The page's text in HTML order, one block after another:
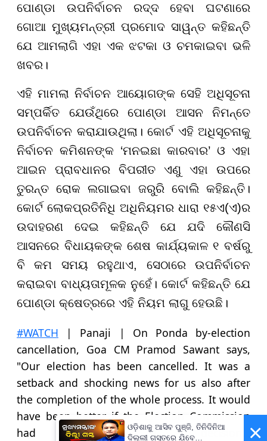
ପୋଣ୍ଡା ଉପନିର୍ବାଚନ ରଦ୍ଦ ହେବା ଘଟଣାରେ
ଗୋଆ ମୁଖ୍ୟମନ୍ତ୍ରୀ ପ୍ରମୋଦ ସାୱନ୍ତ କହିଛନ୍ତି
ଯେ ଆମଲାଗି ଏହା ଏକ ଝଟକା ଓ ଚମକାଇବା ଭଳି
ଖବର।
ଏହି ମାମଲା ନିର୍ବାଚନ ଆୟୋଗଙ୍କ ସେହି ଅଧିସୂଚନା
ସମ୍ପର୍କିତ ଯେଉଁଥିରେ ପୋଣ୍ଡା ଆସନ ନିମନ୍ତେ
ଉପନିର୍ବାଚନ କରାଯାଉଥିଲା। କୋର୍ଟ ଏହି ଅଧିସୂଚନାକୁ
ନିର୍ବାଚନ କମିଶନଙ୍କ ‘ମନଇଛା କାରବାର’ ଓ ଏହା
ଆଇନ ପ୍ରାବଧାନର ବିପରୀତ ଏଣୁ ଏହା ଉପରେ
ତୁରନ୍ତ ରୋକ ଲଗାଇବା ଜରୁରି ବୋଲି କହିଛନ୍ତି।
କୋର୍ଟ ଲୋକପ୍ରତିନିଧି ଅଧିନିୟମର ଧାରା ୧୫ଏ(ଏ)ର
ଉଦାହରଣ ଦେଇ କହିଛନ୍ତି ଯେ ଯଦି କୌଣସି
ଆସନରେ ବିଧାୟକଙ୍କ ଶେଷ କାର୍ଯ୍ୟକାଳ ୧ ବର୍ଷରୁ
ବି କମ ସମୟ ରହୁଥାଏ, ସେଠାରେ ଉପନିର୍ବାଚନ
କରାଇବା ବାଧ୍ୟତାମୂଳକ ନୁହେଁ। କୋର୍ଟ କହିଛନ୍ତି ଯେ
ପୋଣ୍ଡା କ୍ଷେତ୍ରରେ ଏହି ନିୟମ ଲାଗୁ ହେଉଛି।
#WATCH | Panaji | On Ponda by-election
cancellation, Goa CM Pramod Sawant says,
"Our election has been cancelled. It was a
setback and shocking news for us also after
the completion of the whole process. It would
have been better if the Election Commission
had taken a decision… ×
ଓଡ଼ିଶାକୁ ଆସିବ ପୁଞ୍ଜି, ତିନିଦିନିଆ
ଦିଲ୍ଲୀ ଗସ୍ତରେ ଯିବେ